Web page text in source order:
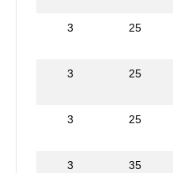
3 25
3 25
3 25
3 35